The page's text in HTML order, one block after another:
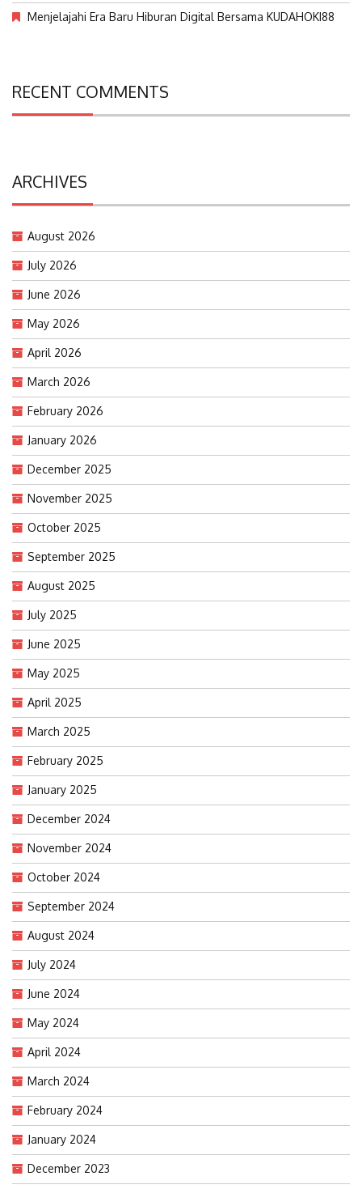
Menjelajahi Era Baru Hiburan Digital Bersama KUDAHOKI88
RECENT COMMENTS
ARCHIVES
August 2026
July 2026
June 2026
May 2026
April 2026
March 2026
February 2026
January 2026
December 2025
November 2025
October 2025
September 2025
August 2025
July 2025
June 2025
May 2025
April 2025
March 2025
February 2025
January 2025
December 2024
November 2024
October 2024
September 2024
August 2024
July 2024
June 2024
May 2024
April 2024
March 2024
February 2024
January 2024
December 2023